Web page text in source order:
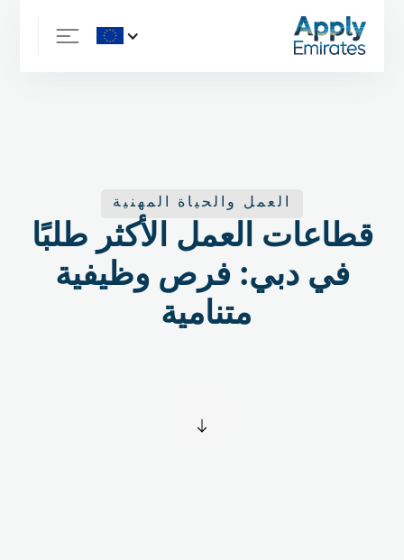
العمل والحياة المهنية
قطاعات العمل الأكثر طلبًا
في دبي: فرص وظيفية
متنامية ‍